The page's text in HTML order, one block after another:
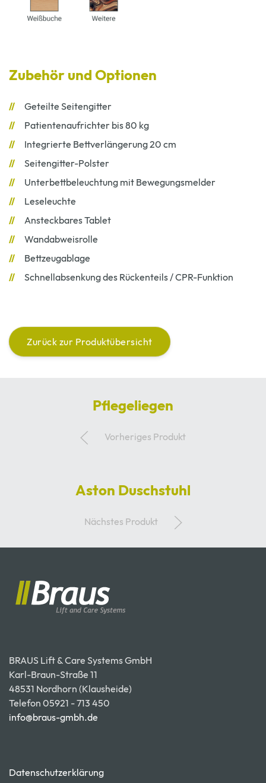
Zubehör und Optionen
Geteilte Seitengitter
Patientenaufrichter bis 80 kg
Integrierte Bettverlängerung 20 cm
Seitengitter-Polster
Unterbettbeleuchtung mit Bewegungsmelder
Leseleuchte
Ansteckbares Tablet
Wandabweisrolle
Bettzeugablage
Schnellabsenkung des Rückenteils / CPR-Funktion
Zurück zur Produktübersicht
Pflegeliegen
Vorheriges Produkt
Aston Duschstuhl
Nächstes Produkt
BRAUS Lift & Care Systems GmbH
Karl-Braun-Straße 11
48531 Nordhorn (Klausheide)
Telefon 05921 - 713 450
info@braus-gmbh.de
Datenschutzerklärung